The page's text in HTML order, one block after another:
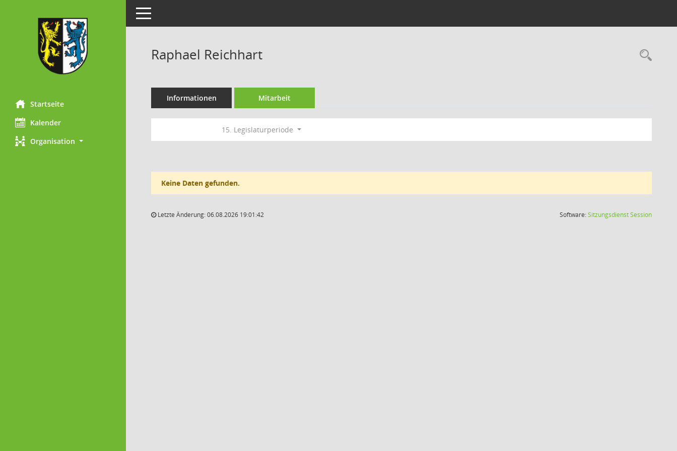
Startseite
Kalender
Organisation
Toggle navigation
Raphael Reichhart
Informationen Mitarbeit
15. Legislaturperiode
Keine Daten gefunden.
Letzte Änderung: 06.08.2026 19:01:42 Software:SitzungsdienstSession(Wird in